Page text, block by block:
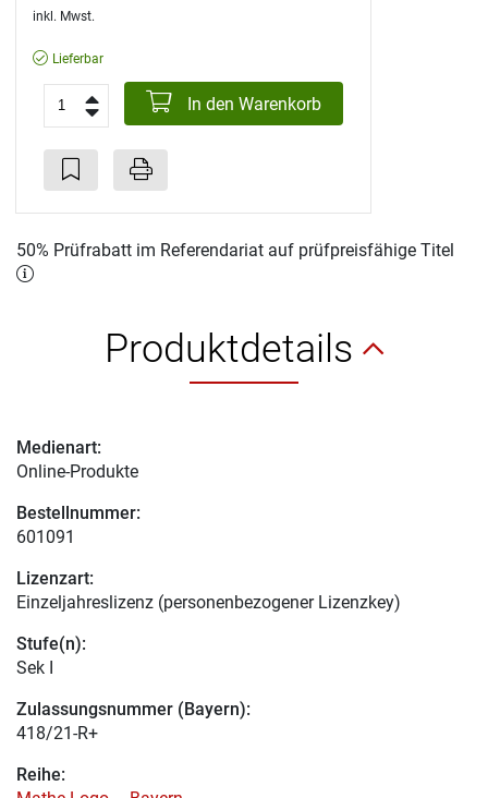
inkl. Mwst.
Lieferbar
In den Warenkorb
50% Prüfrabatt im Referendariat auf prüfpreisfähige Titel
Produktdetails
Medienart:
Online-Produkte
Bestellnummer:
601091
Lizenzart:
Einzeljahreslizenz (personenbezogener Lizenzkey)
Stufe(n):
Sek I
Zulassungsnummer (Bayern):
418/21-R+
Reihe: